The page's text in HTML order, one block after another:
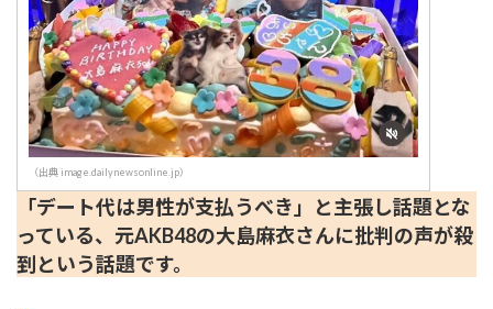
（出典 image.dailynewsonline.jp）
「デート代は男性が支払うべき」と主張し話題とな
っている、元AKB48の大島麻衣さんに批判の声が殺
到という話題です。